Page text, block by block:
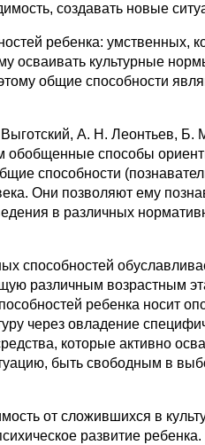
создавать новые
ребенка: умственных,
осваивать культурные
общие способности
А. Н. Леонтьев, Б.
способы
способности
Они позволяют ему
в различных
способностей
различным возрастным
ребенка носит
через овладение
которые активно
быть свободным в
от сложившихся в
развитие ребенка.